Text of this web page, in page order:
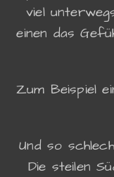
viel
einen das
Zum Beispiel
Und so
Die steilen